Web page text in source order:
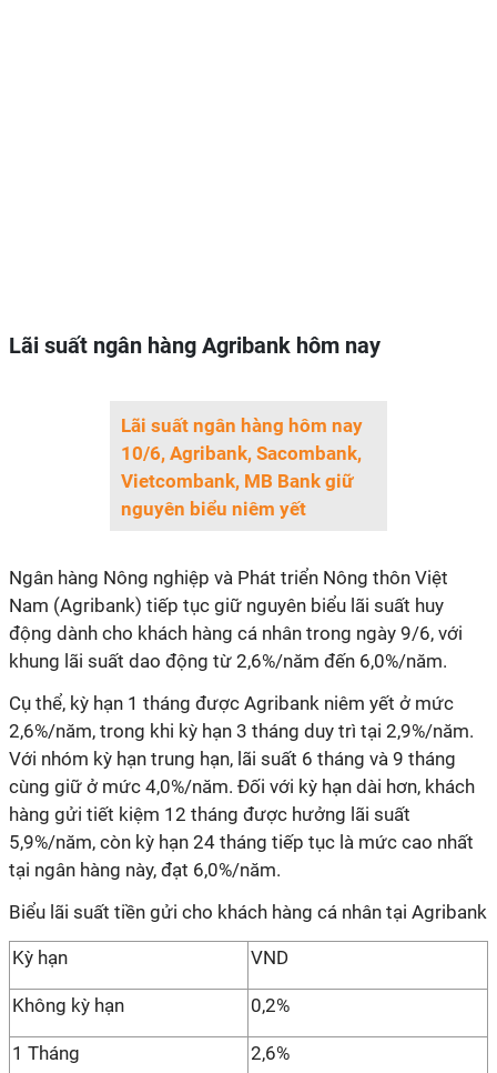
Lãi suất ngân hàng Agribank hôm nay
Lãi suất ngân hàng hôm nay
10/6, Agribank, Sacombank,
Vietcombank, MB Bank giữ
nguyên biểu niêm yết
Ngân hàng Nông nghiệp và Phát triển Nông thôn Việt
Nam (Agribank) tiếp tục giữ nguyên biểu lãi suất huy
động dành cho khách hàng cá nhân trong ngày 9/6, với
khung lãi suất dao động từ 2,6%/năm đến 6,0%/năm.
Cụ thể, kỳ hạn 1 tháng được Agribank niêm yết ở mức
2,6%/năm, trong khi kỳ hạn 3 tháng duy trì tại 2,9%/năm.
Với nhóm kỳ hạn trung hạn, lãi suất 6 tháng và 9 tháng
cùng giữ ở mức 4,0%/năm. Đối với kỳ hạn dài hơn, khách
hàng gửi tiết kiệm 12 tháng được hưởng lãi suất
5,9%/năm, còn kỳ hạn 24 tháng tiếp tục là mức cao nhất
tại ngân hàng này, đạt 6,0%/năm.
Biểu lãi suất tiền gửi cho khách hàng cá nhân tại Agribank
Kỳ hạn VND
Không kỳ hạn 0,2%
1 Tháng 2,6%